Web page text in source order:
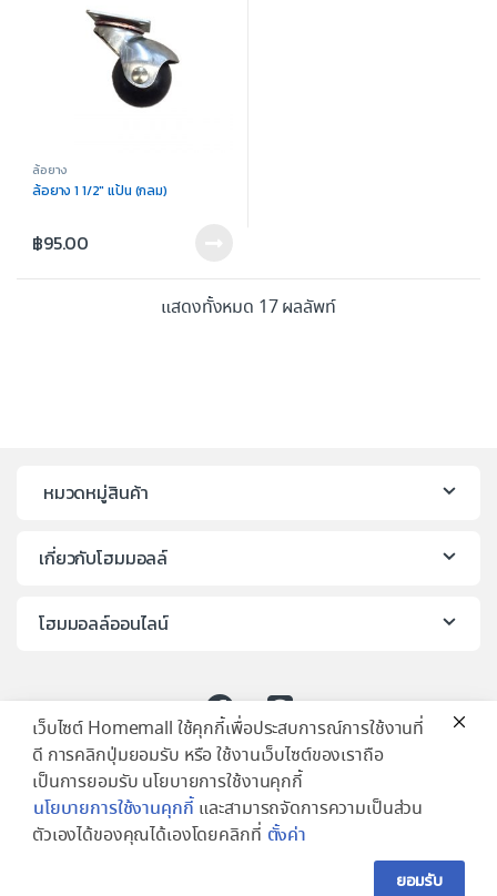
ล้อยาง
ล้อยาง 1 1/2″ แป้น (กลม)
฿95.00
แสดงทั้งหมด 17 ผลลัพท์
หมวดหมู่สินค้า
เกี่ยวกับโฮมมอลล์
โฮมมอลล์ออนไลน์
เว็บไซต์ Homemall ใช้คุกกี้เพื่อประสบการณ์การใช้งานที่
ดี การคลิกปุ่มยอมรับ หรือ ใช้งานเว็บไซต์ของเราถือ
เป็นการยอมรับ นโยบายการใช้งานคุกกี้
นโยบายการใช้งานคุกกี้ และสามารถจัดการความเป็นส่วน
ตัวเองได้ของคุณได้เองโดยคลิกที่ ตั้งค่า
ยอมรับ